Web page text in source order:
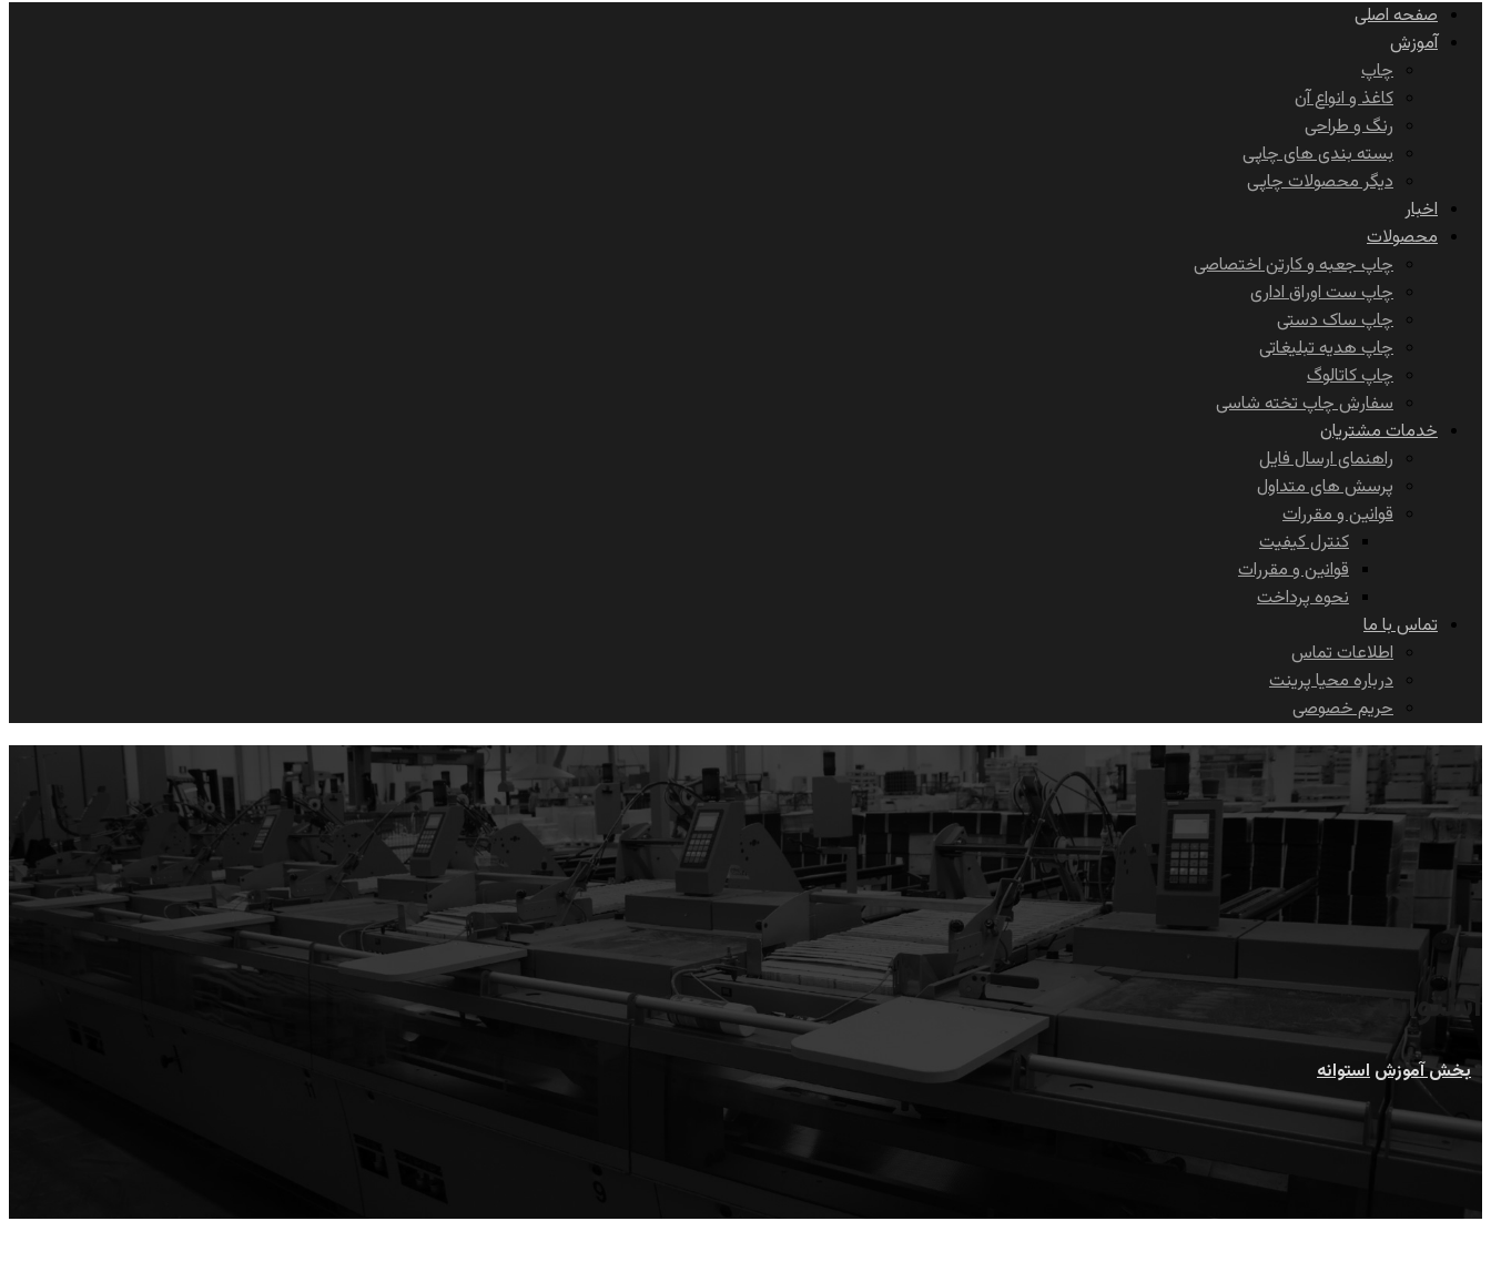
صفحه اصلی
آموزش
چاپ
کاغذ و انواع آن
رنگ و طراحی
بسته بندی های چاپی
دیگر محصولات چاپی
اخبار
محصولات
چاپ جعبه و کارتن اختصاصی
چاپ ست اوراق اداری
چاپ ساک دستی
چاپ هدیه تبلیغاتی
چاپ کاتالوگ
سفارش چاپ تخته شاسی
خدمات مشتریان
راهنمای ارسال فایل
پرسش های متداول
قوانین و مقررات
کنترل کیفیت
قوانین و مقررات
نحوه پرداخت
تماس با ما
اطلاعات تماس
درباره محیا پرینت
حریم خصوصی
استوانه
بخش آموزش استوانه